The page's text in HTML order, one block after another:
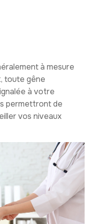
à mesure
toute gêne
à votre
permettront de
vos niveaux